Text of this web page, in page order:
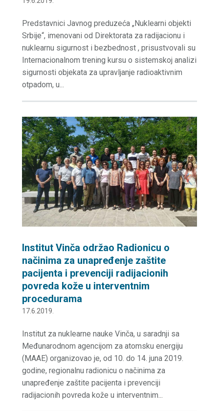
Predstavnici Javnog preduzeća „Nuklearni objekti
Srbije“, imenovani od Direktorata za radijacionu i
nuklearnu sigurnost i bezbednost , prisustvovali su
Internacionalnom trening kursu o sistemskoj analizi
sigurnosti objekata za upravljanje radioaktivnim
otpadom, u...
Institut Vinča održao Radionicu o
načinima za unapređenje zaštite
pacijenta i prevenciji radijacionih
povreda kože u interventnim
procedurama
17.6.2019.
Institut za nuklearne nauke Vinča, u saradnji sa
Međunarodnom agencijom za atomsku energiju
(MAAE) organizovao je, od 10. do 14. juna 2019.
godine, regionalnu radionicu o načinima za
unapređenje zaštite pacijenta i prevenciji
radijacionih povreda kože u interventnim...